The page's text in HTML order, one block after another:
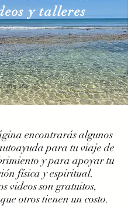
y talleres
encontrarás algunos
para tu viaje de
y para apoyar tu
física y espiritual.
videos son gratuitos,
otros tienen un costo.